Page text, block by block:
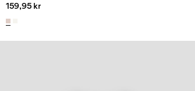
159,95 kr